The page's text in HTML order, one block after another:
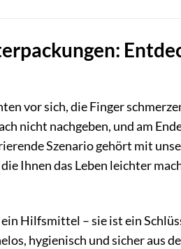
vor sich, die Finger
nicht nachgeben, und am
Szenario gehört mit
Ihnen das Leben leichter
Hilfsmittel – sie ist ein
hygienisch und sicher aus